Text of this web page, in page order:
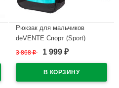
Рюкзак для мальчиков
deVENTE Спорт (Sport)
40x31x20 см арт.7032416
3 868₽ 1 999 ₽